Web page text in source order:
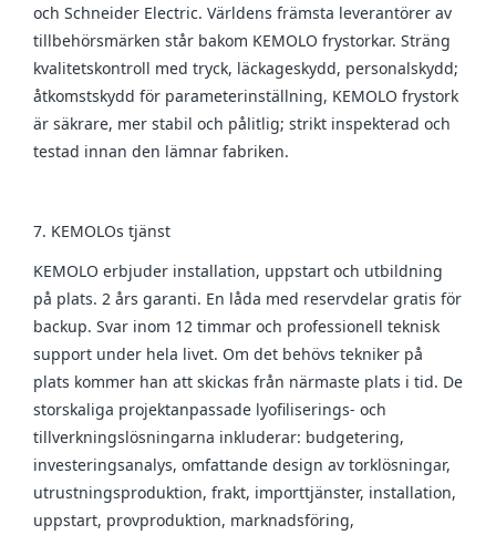
och Schneider Electric. Världens främsta leverantörer av
tillbehörsmärken står bakom KEMOLO frystorkar. Sträng
kvalitetskontroll med tryck, läckageskydd, personalskydd;
åtkomstskydd för parameterinställning, KEMOLO frystork
är säkrare, mer stabil och pålitlig; strikt inspekterad och
testad innan den lämnar fabriken.
7. KEMOLOs tjänst
KEMOLO erbjuder installation, uppstart och utbildning
på plats. 2 års garanti. En låda med reservdelar gratis för
backup. Svar inom 12 timmar och professionell teknisk
support under hela livet. Om det behövs tekniker på
plats kommer han att skickas från närmaste plats i tid. De
storskaliga projektanpassade lyofiliserings- och
tillverkningslösningarna inkluderar: budgetering,
investeringsanalys, omfattande design av torklösningar,
utrustningsproduktion, frakt, importtjänster, installation,
uppstart, provproduktion, marknadsföring,